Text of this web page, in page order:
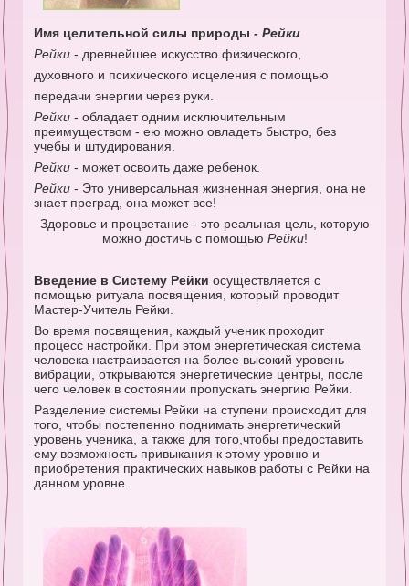
Имя целительной силы природы - Рейки
Рейки - древнейшее искусство физического,
духовного и психического исцеления с помощью
передачи энергии через руки.
Рейки - обладает одним исключительным
преимуществом - ею можно овладеть быстро, без
учебы и штудирования.
Рейки - может освоить даже ребенок.
Рейки - Это универсальная жизненная энергия, она не
знает преград, она может все!
Здоровье и процветание - это реальная цель, которую
можно достичь с помощью Рейки!
Введение в Систему Рейки осуществляется с
помощью ритуала посвящения, который проводит
Мастер-Учитель Рейки.
Во время посвящения, каждый ученик проходит
процесс настройки. При этом энергетическая система
человека настраивается на более высокий уровень
вибрации, открываются энергетические центры, после
чего человек в состоянии пропускать энергию Рейки.
Разделение системы Рейки на ступени происходит для
того, чтобы постепенно поднимать энергетический
уровень ученика, а также для того,чтобы предоставить
ему возможность привыкания к этому уровню и
приобретения практических навыков работы с Рейки на
данном уровне.